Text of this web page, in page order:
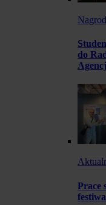
do
Prace